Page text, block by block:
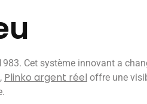
Cet système innovant a
Plinko argent réel offre une